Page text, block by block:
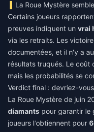
La Roue Mystère
Certains joueurs
preuves indiquent un vrai
via les retraits. Les
documentées, et il n'y a
résultats truqués. Le coût
mais les probabilités se
Verdict final : devriez-
La Roue Mystère de juin
diamants pour garantir le
joueurs l'obtiennent pour